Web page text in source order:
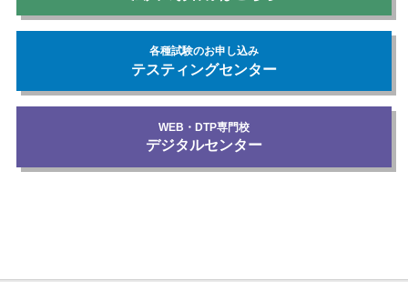
各種試験のお申し込み
テスティングセンター
WEB・DTP専門校
デジタルセンター